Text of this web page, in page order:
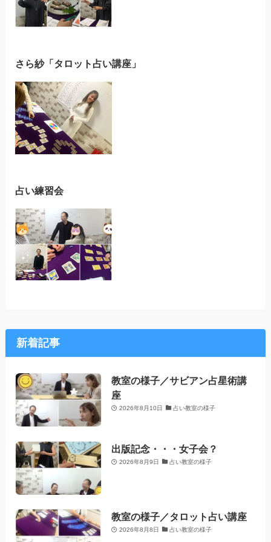
さら紗「タロット占い講座」
占い練習会
新着記事
教室の様子／サビアン占星術講
座
2026年8月10日 占い教室の様子
出版記念・・・女子会？
2026年8月9日 占い教室の様子
教室の様子／タロット占い講座
2026年8月8日 占い教室の様子